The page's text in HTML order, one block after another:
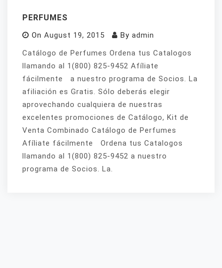
PERFUMES
On August 19, 2015 By admin
Catálogo de Perfumes Ordena tus Catalogos
llamando al 1(800) 825-9452 Afíliate
fácilmente a nuestro programa de Socios. La
afiliación es Gratis. Sólo deberás elegir
aprovechando cualquiera de nuestras
excelentes promociones de Catálogo, Kit de
Venta Combinado Catálogo de Perfumes
Afíliate fácilmente Ordena tus Catalogos
llamando al 1(800) 825-9452 a nuestro
programa de Socios. La.